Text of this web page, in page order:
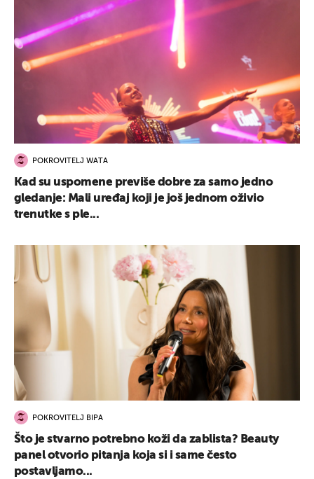
POKROVITELJ WATA
Kad su uspomene previše dobre za samo jedno
gledanje: Mali uređaj koji je još jednom oživio
trenutke s ple...
POKROVITELJ BIPA
Što je stvarno potrebno koži da zablista? Beauty
panel otvorio pitanja koja si i same često
postavljamo...